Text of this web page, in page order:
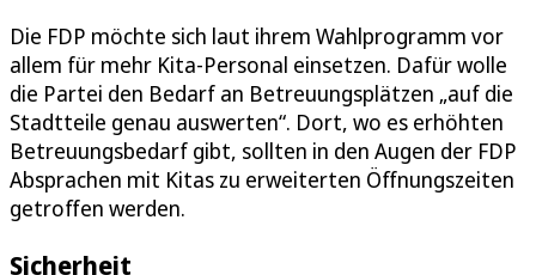
Die FDP möchte sich laut ihrem Wahlprogramm vor
allem für mehr Kita-Personal einsetzen. Dafür wolle
die Partei den Bedarf an Betreuungsplätzen „auf die
Stadtteile genau auswerten“. Dort, wo es erhöhten
Betreuungsbedarf gibt, sollten in den Augen der FDP
Absprachen mit Kitas zu erweiterten Öffnungszeiten
getroffen werden.
Sicherheit